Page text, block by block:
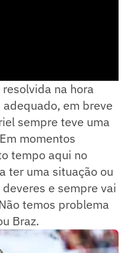
na hora
em breve
sempre teve uma
momentos
tempo aqui no
ter uma situação ou
e sempre vai
temos problema
Braz.